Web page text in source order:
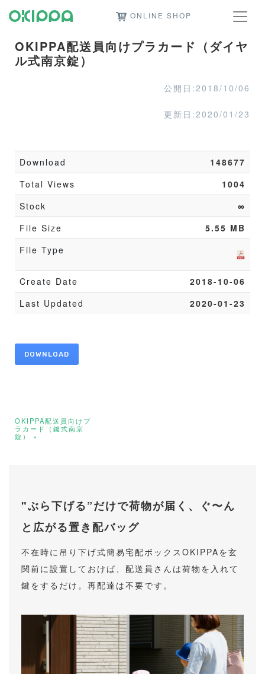
ONLINE SHOP
OKIPPA配送員向けプラカード（ダイヤ
ル式南京錠）
公開日:2018/10/06
更新日:2020/01/23
Download
148677
Total Views
1004
Stock
∞
File Size
5.55 MB
File Type
Create Date
2018-10-06
Last Updated
2020-01-23
DOWNLOAD
OKIPPA配送員向けプ
ラカード（鍵式南京
錠） »
"ぶら下げる”だけで荷物が届く、ぐ〜ん
と広がる置き配バッグ
不在時に吊り下げ式簡易宅配ボックスOKIPPAを玄
関前に設置しておけば、配送員さんは荷物を入れて
鍵をするだけ。再配達は不要です。